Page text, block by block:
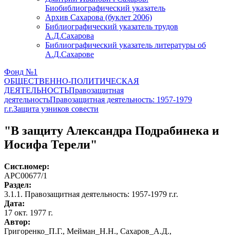
Биобиблиографический указатель
Архив Сахарова (буклет 2006)
Библиографический указатель трудов
А.Д.Сахарова
Библиографический указатель литературы об
А.Д.Сахарове
Фонд №1
ОБЩЕСТВЕННО-ПОЛИТИЧЕСКАЯ
ДЕЯТЕЛЬНОСТЬПравозащитная
деятельностьПравозащитная деятельность: 1957-1979
г.г.Защита узников совести
"В защиту Александра Подрабинека и
Иосифа Терели"
Сист.номер:
АРС00677/1
Раздел:
3.1.1. Правозащитная деятельность: 1957-1979 г.г.
Дата:
17 окт. 1977 г.
Автор:
Григоренко_П.Г., Мейман_Н.Н., Сахаров_А.Д.,